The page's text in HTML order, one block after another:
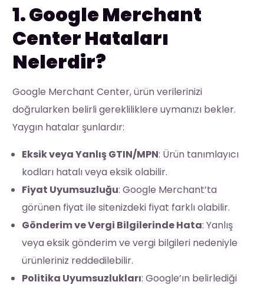
1. Google Merchant
Center Hataları
Nelerdir?
Google Merchant Center, ürün verilerinizi
doğrularken belirli gerekliliklere uymanızı bekler.
Yaygın hatalar şunlardır:
Eksik veya Yanlış GTIN/MPN: Ürün tanımlayıcı
kodları hatalı veya eksik olabilir.
Fiyat Uyumsuzluğu: Google Merchant’ta
görünen fiyat ile sitenizdeki fiyat farklı olabilir.
Gönderim ve Vergi Bilgilerinde Hata: Yanlış
veya eksik gönderim ve vergi bilgileri nedeniyle
ürünleriniz reddedilebilir.
Politika Uyumsuzlukları: Google’ın belirlediği